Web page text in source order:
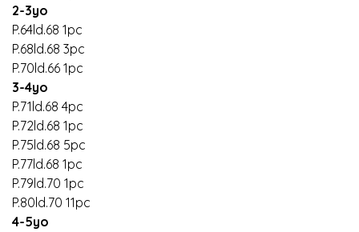
2-3yo
P.64ld.68 1pc
P.68ld.68 3pc
P.70ld.66 1pc
3-4yo
P.71ld.68 4pc
P.72ld.68 1pc
P.75ld.68 5pc
P.77ld.68 1pc
P.79ld.70 1pc
P.80ld.70 11pc
4-5yo